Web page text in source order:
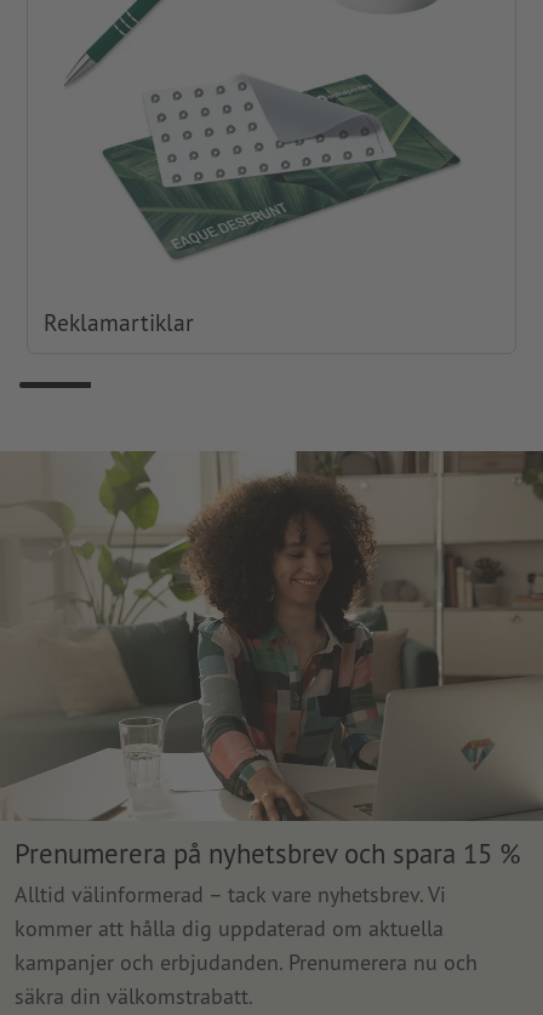
Reklamartiklar
Prenumerera på nyhetsbrev och spara 15 %
Alltid välinformerad – tack vare nyhetsbrev. Vi
kommer att hålla dig uppdaterad om aktuella
kampanjer och erbjudanden. Prenumerera nu och
säkra din välkomstrabatt.